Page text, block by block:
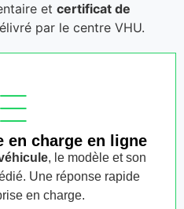
etcertificat de
par le centre VHU.
en charge en ligne
, le modèle et son
Une réponse rapide
en charge.